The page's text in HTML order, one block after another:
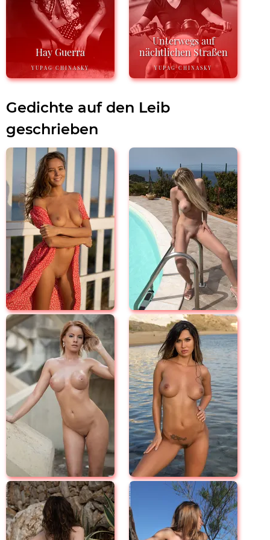
Hay Guerra
YUPAG CHINASKY
Unterwegs auf
nächtlichen Straßen
YUPAG CHINASKY
Gedichte auf den Leib
geschrieben